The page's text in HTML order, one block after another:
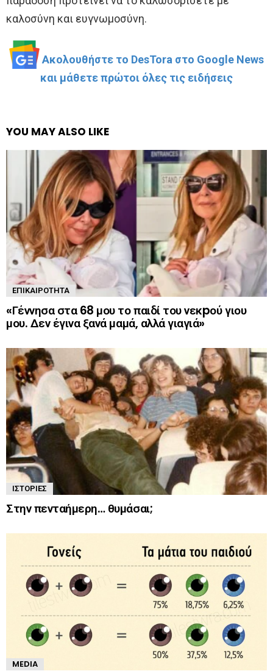
καλοσύνη και ευγνωμοσύνη.
Ακολουθήστε το DesTora στο Google News
και μάθετε πρώτοι όλες τις ειδήσεις
YOU MAY ALSO LIKE
ΕΠΙΚΑΙΡΌΤΗΤΑ
«Γέννησα στα 68 μου το παιδί του νεκpού γιου
μου. Δεν έγινα ξανά μαμά, αλλά γιαγιά»
ΙΣΤΟΡΊΕΣ
Στην πενταήμερη… θυμάσαι;
MEDIA